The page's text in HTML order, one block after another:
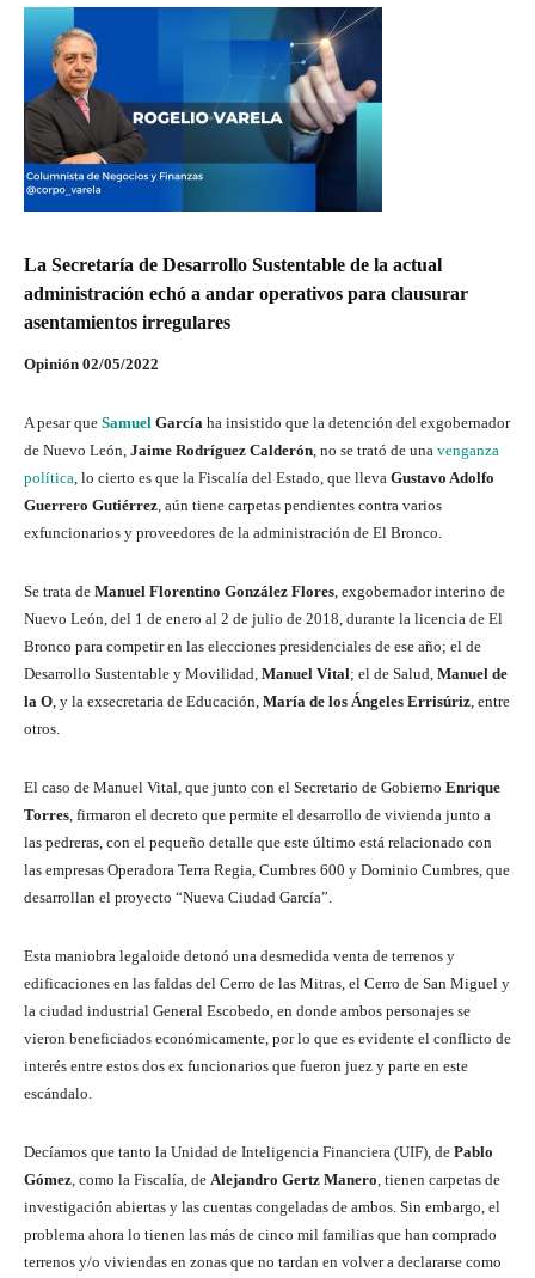
La Secretaría de Desarrollo Sustentable de la actual
administración echó a andar operativos para clausurar
asentamientos irregulares
Opinión 02/05/2022
A pesar que Samuel García ha insistido que la detención del exgobernador
de Nuevo León, Jaime Rodríguez Calderón , no se trató de una venganza
política , lo cierto es que la Fiscalía del Estado, que lleva Gustavo Adolfo
Guerrero Gutiérrez , aún tiene carpetas pendientes contra varios
exfuncionarios y proveedores de la administración de El Bronco.
Se trata de Manuel Florentino González Flores , exgobernador interino de
Nuevo León, del 1 de enero al 2 de julio de 2018, durante la licencia de El
Bronco para competir en las elecciones presidenciales de ese año; el de
Desarrollo Sustentable y Movilidad, Manuel Vital; el de Salud, Manuel de
la O , y la exsecretaria de Educación, María de los Ángeles Errisúriz , entre
otros.
El caso de Manuel Vital, que junto con el Secretario de Gobierno Enrique
Torres , firmaron el decreto que permite el desarrollo de vivienda junto a
las pedreras, con el pequeño detalle que este último está relacionado con
las empresas Operadora Terra Regia, Cumbres 600 y Dominio Cumbres, que
desarrollan el proyecto “Nueva Ciudad García”.
Esta maniobra legaloide detonó una desmedida venta de terrenos y
edificaciones en las faldas del Cerro de las Mitras, el Cerro de San Miguel y
la ciudad industrial General Escobedo, en donde ambos personajes se
vieron beneficiados económicamente, por lo que es evidente el conflicto de
interés entre estos dos ex funcionarios que fueron juez y parte en este
escándalo.
Decíamos que tanto la Unidad de Inteligencia Financiera (UIF), de Pablo
Gómez , como la Fiscalía, de Alejandro Gertz Manero , tienen carpetas de
investigación abiertas y las cuentas congeladas de ambos. Sin embargo, el
problema ahora lo tienen las más de cinco mil familias que han comprado
terrenos y/o viviendas en zonas que no tardan en volver a declararse como